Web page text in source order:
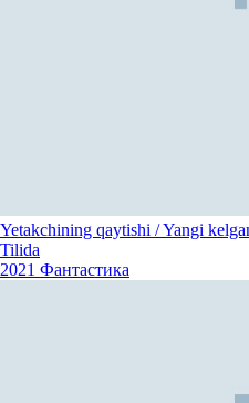
Yetakchining qaytishi / Yangi
Tilida
2021 Фантастика